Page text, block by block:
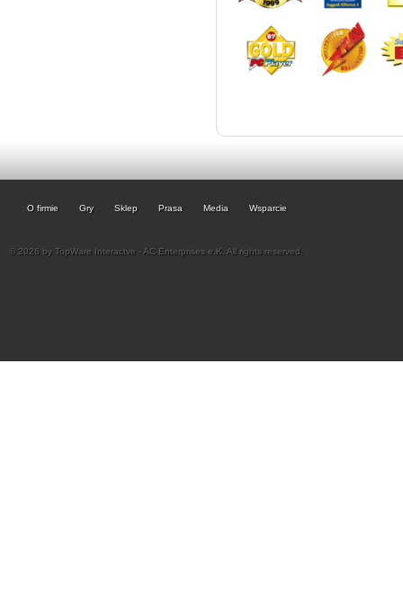
O firmie Gry Sklep Prasa Media Wsparcie
© 2026 by TopWare Interactve - AC Enterprises e.K. All rights reserved.